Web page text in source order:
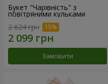
Букет "Чарівність" з
повітряними кульками
2 624 грн
Замовити